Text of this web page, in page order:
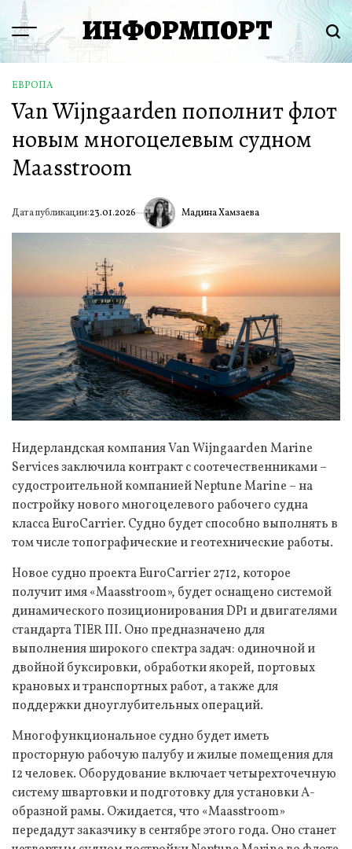
Перейти
содержимому
Menu ИНФОРМПОРТ
ОПУБЛИКОВАНО
В
ЕВРОПА
Van Wijngaarden пополнит флот
новым многоцелевым судном
Maasstroom
Дата публикации:23.01.2026 ИА Мадина Хамзаева
Нидерландская компания Van Wijngaarden Marine
Services заключила контракт с соотечественниками –
судостроительной компанией Neptune Marine – на
постройку нового многоцелевого рабочего судна
класса EuroCarrier. Судно будет способно выполнять в
том числе топографические и геотехнические работы.
Новое судно проекта EuroCarrier 2712, которое
получит имя «Maasstroom», будет оснащено системой
динамического позиционирования DP1 и двигателями
стандарта TIER III. Оно предназначено для
выполнения широкого спектра задач: одиночной и
двойной буксировки, обработки якорей, портовых
крановых и транспортных работ, а также для
поддержки дноуглубительных операций.
Многофункциональное судно будет иметь
просторную рабочую палубу и жилые помещения для
12 человек. Оборудование включает четырехточечную
систему швартовки и подготовку для установки А-
образной рамы. Ожидается, что «Maasstroom»
передадут заказчику в сентябре этого года. Оно станет